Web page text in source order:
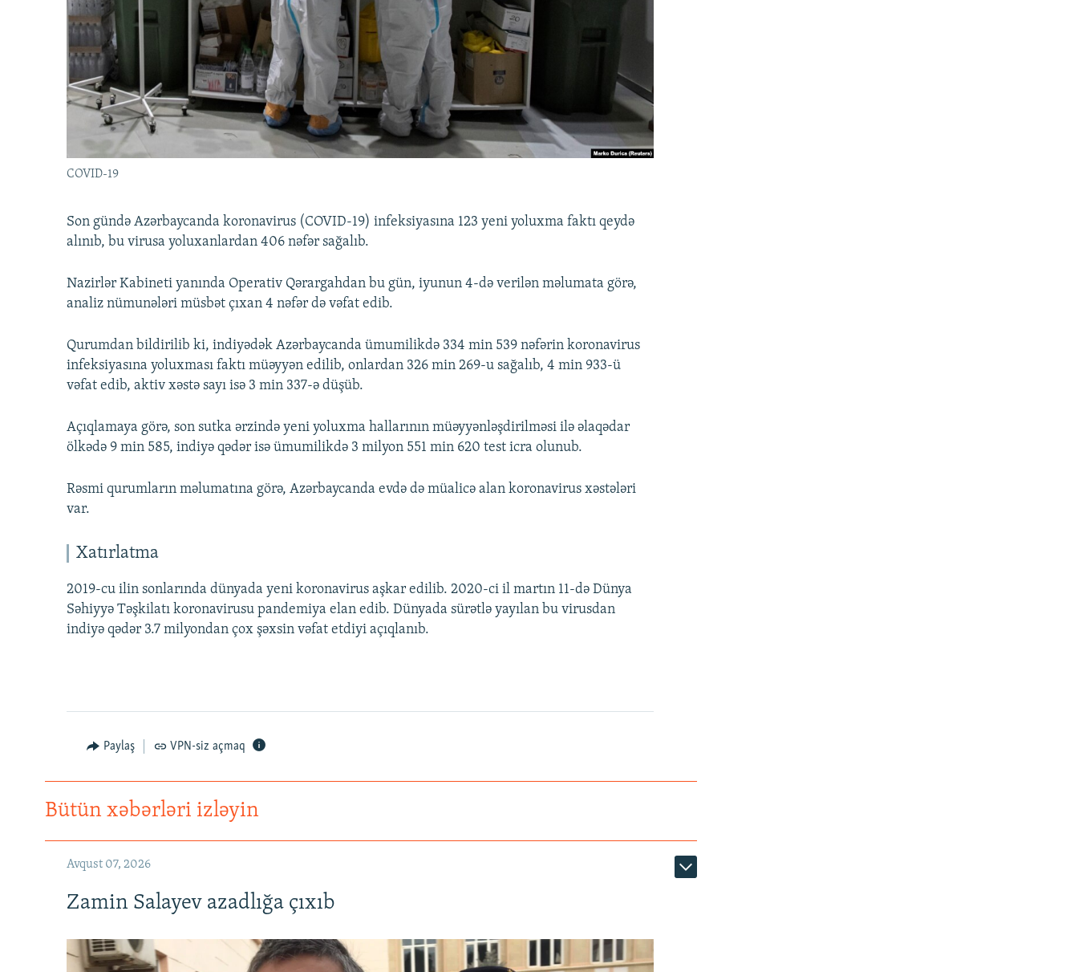
KARIKATURA
İSLAM VƏ DEMOKRATIYA
İZ - MƏDƏNIYYƏT PROQRAMI
PEŞƏ ETIKASI VƏ JURNALISTIKA
STANDARTLARIMIZ
MATERIALLARIMIZDAN ISTIFADƏ
AZADLIQRADIOSU MOBIL TELEFONUNUZDA
COVID-19
Son gündə Azərbaycanda koronavirus (COVID-19) infeksiyasına 123 yeni yoluxma faktı qeydə
alınıb, bu virusa yoluxanlardan 406 nəfər sağalıb.
Nazirlər Kabineti yanında Operativ Qərargahdan bu gün, iyunun 4-də verilən məlumata görə,
analiz nümunələri müsbət çıxan 4 nəfər də vəfat edib.
Qurumdan bildirilib ki, indiyədək Azərbaycanda ümumilikdə 334 min 539 nəfərin koronavirus
infeksiyasına yoluxması faktı müəyyən edilib, onlardan 326 min 269-u sağalıb, 4 min 933-ü
vəfat edib, aktiv xəstə sayı isə 3 min 337-ə düşüb.
Açıqlamaya görə, son sutka ərzində yeni yoluxma hallarının müəyyənləşdirilməsi ilə əlaqədar
ölkədə 9 min 585, indiyə qədər isə ümumilikdə 3 milyon 551 min 620 test icra olunub.
Rəsmi qurumların məlumatına görə, Azərbaycanda evdə də müalicə alan koronavirus xəstələri
var.
Xatırlatma
2019-cu ilin sonlarında dünyada yeni koronavirus aşkar edilib. 2020-ci il martın 11-də Dünya
Səhiyyə Təşkilatı koronavirusu pandemiya elan edib. Dünyada sürətlə yayılan bu virusdan
indiyə qədər 3.7 milyondan çox şəxsin vəfat etdiyi açıqlanıb.
Paylaş VPN-siz açmaq
Bütün xəbərləri izləyin
Avqust 07, 2026
Zamin Salayev azadlığa çıxıb